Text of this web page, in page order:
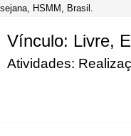
HSMM, Brasil.
Vínculo: Livre,
Atividades: